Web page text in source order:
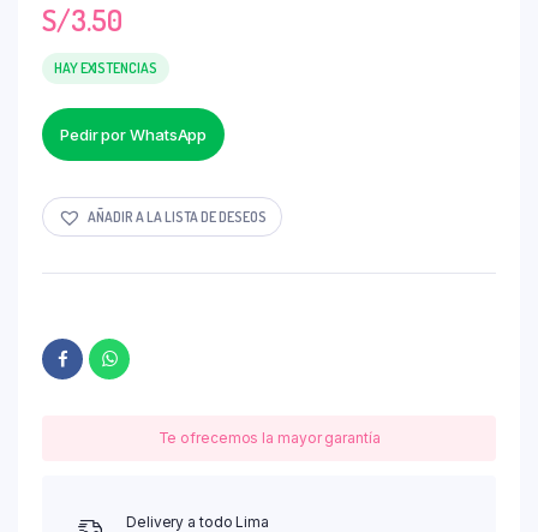
S/3.50
HAY EXISTENCIAS
Pedir por WhatsApp
AÑADIR A LA LISTA DE DESEOS
Te ofrecemos la mayor garantía
Delivery a todo Lima